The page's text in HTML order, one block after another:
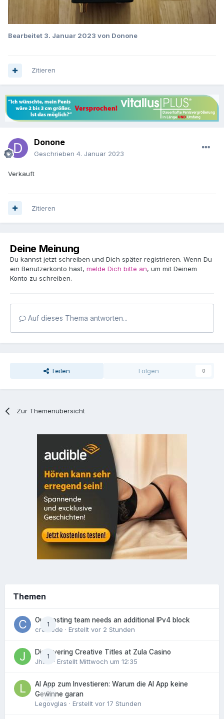
Bearbeitet 3. Januar 2023 von Donone
Zitieren
Donone
Geschrieben 4. Januar 2023
Verkauft
Zitieren
Deine Meinung
Du kannst jetzt schreiben und Dich später registrieren. Wenn Du
ein Benutzerkonto hast, melde Dich bitte an, um mit Deinem
Konto zu schreiben.
Auf dieses Thema antworten...
Teilen Folgen 0
Zur Themenübersicht
Themen
1
Our hosting team needs an additional IPv4 block
crowede · Erstellt vor 2 Stunden
1
Discovering Creative Titles at Zula Casino
Jhinx
· Erstellt Mittwoch um 12:35
0
AI App zum Investieren: Warum die AI App keine
Gewinne garan
Legovglas · Erstellt vor 17 Stunden